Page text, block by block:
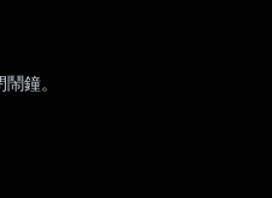
鐘。